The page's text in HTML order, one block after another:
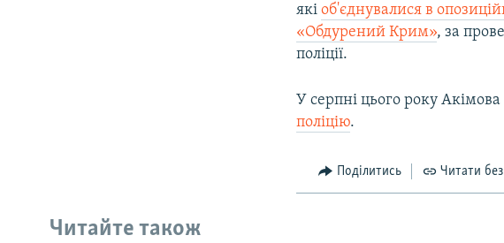
якіоб'єднувалися в
«Обдурений Крим», за
поліції.
У серпні цього року Акімова
поліцію.
Поділитись Читати
Читайте також